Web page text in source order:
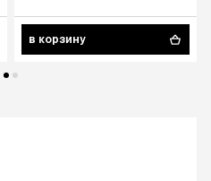
в корзину